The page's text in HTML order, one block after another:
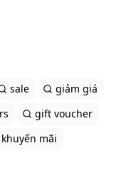
sale
giảm giá
gift voucher
khuyến mãi